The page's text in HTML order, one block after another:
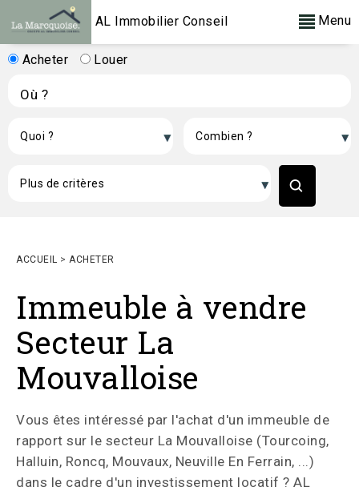
AL Immobilier Conseil Menu
Acheter Louer
ACCUEIL > ACHETER
Immeuble à vendre
Secteur La
Mouvalloise
Vous êtes intéressé par l'achat d'un immeuble de
rapport sur le secteur La Mouvalloise (Tourcoing,
Halluin, Roncq, Mouvaux, Neuville En Ferrain, ...)
dans le cadre d'un investissement locatif ? AL